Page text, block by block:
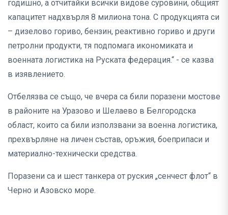
годишно, а отчитайки всички видове суровини, общият
капацитет надхвърля 8 милиона тона. С продукцията си
– дизелово гориво, бензин, реактивно гориво и други
петролни продукти, тя подпомага икономиката и
военната логистика на Руската федерация.“ - се казва
в изявлението.
Отбелязва се също, че вчера са били поразени мостове
в районите на Уразово и Шелаево в Белгородска
област, които са били използвани за военна логистика,
прехвърляне на личен състав, оръжия, боеприпаси и
материално-технически средства.
Поразени са и шест танкера от руския „сенчест флот“ в
Черно и Азовско море.